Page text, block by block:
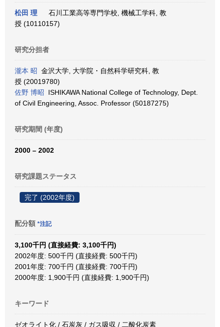
松田 理
石川工業高等専門学校, 機械工学科, 教
授 (10110157)
研究分担者
瀧本 昭 金沢大学, 大学院・自然科学研究科, 教
授 (20019780)
佐野 博昭 ISHIKAWA National College of Technology, Dept.
of Civil Engineering, Assoc. Professor (50187275)
研究期間 (年度)
2000 – 2002
研究課題ステータス
完了 (2002年度)
配分額 *注記
3,100千円 (直接経費: 3,100千円)
2002年度: 500千円 (直接経費: 500千円)
2001年度: 700千円 (直接経費: 700千円)
2000年度: 1,900千円 (直接経費: 1,900千円)
キーワード
ゼオライト化 / 石炭灰 / ガス吸収 / 二酸化炭素